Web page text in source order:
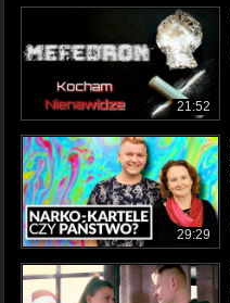
21:52
29:29